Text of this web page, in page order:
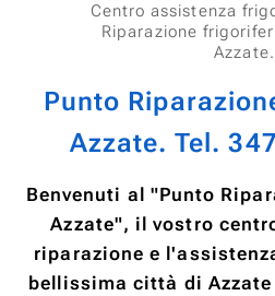
Centro assistenza
Riparazione
Azzate.
Punto
Azzate. Tel.
Benvenuti al "Punto
Azzate", il vostro
riparazione e
bellissima città di